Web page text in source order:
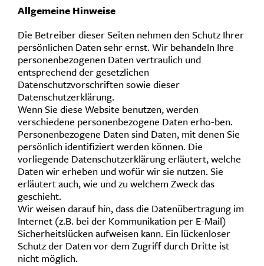
Allgemeine Hinweise
Die Betreiber dieser Seiten nehmen den Schutz Ihrer
persönlichen Daten sehr ernst. Wir behandeln Ihre
personenbezogenen Daten vertraulich und
entsprechend der gesetzlichen
Datenschutzvorschriften sowie dieser
Datenschutzerklärung.
Wenn Sie diese Website benutzen, werden
verschiedene personenbezogene Daten erho-ben.
Personenbezogene Daten sind Daten, mit denen Sie
persönlich identifiziert werden können. Die
vorliegende Datenschutzerklärung erläutert, welche
Daten wir erheben und wofür wir sie nutzen. Sie
erläutert auch, wie und zu welchem Zweck das
geschieht.
Wir weisen darauf hin, dass die Datenübertragung im
Internet (z.B. bei der Kommunikation per E-Mail)
Sicherheitslücken aufweisen kann. Ein lückenloser
Schutz der Daten vor dem Zugriff durch Dritte ist
nicht möglich.